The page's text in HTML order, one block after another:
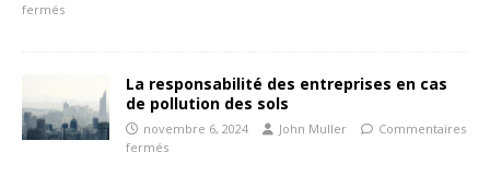
fermés
La responsabilité des entreprises en cas
de pollution des sols
novembre 6, 2024 John Muller
Commentaires
fermés